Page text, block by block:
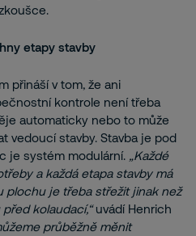
etapy stavby
přináší v tom, že ani
kontrole není třeba
automaticky nebo to může
vedoucí stavby. Stavba je pod
je systém modulární. „Každé
a každá etapa stavby má
plochu je třeba střežit jinak než
kolaudací,“uvádí Henrich
průběžně měnit